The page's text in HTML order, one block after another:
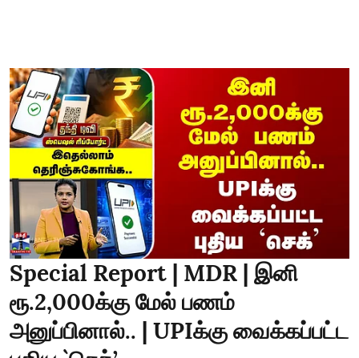
Special Report | MDR | இனி
ரூ.2,000க்கு மேல் பணம்
அனுப்பினால்.. | UPIக்கு வைக்கப்பட்ட